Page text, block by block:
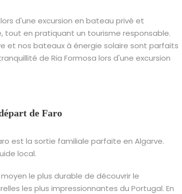
d'une excursion en bateau privé et
tout en pratiquant un tourisme responsable.
et nos bateaux à énergie solaire sont parfaits
de Ria Formosa lors d'une excursion
de Faro
est la sortie familiale parfaite en Algarve.
local.
le plus durable de découvrir le
les plus impressionnantes du Portugal. En